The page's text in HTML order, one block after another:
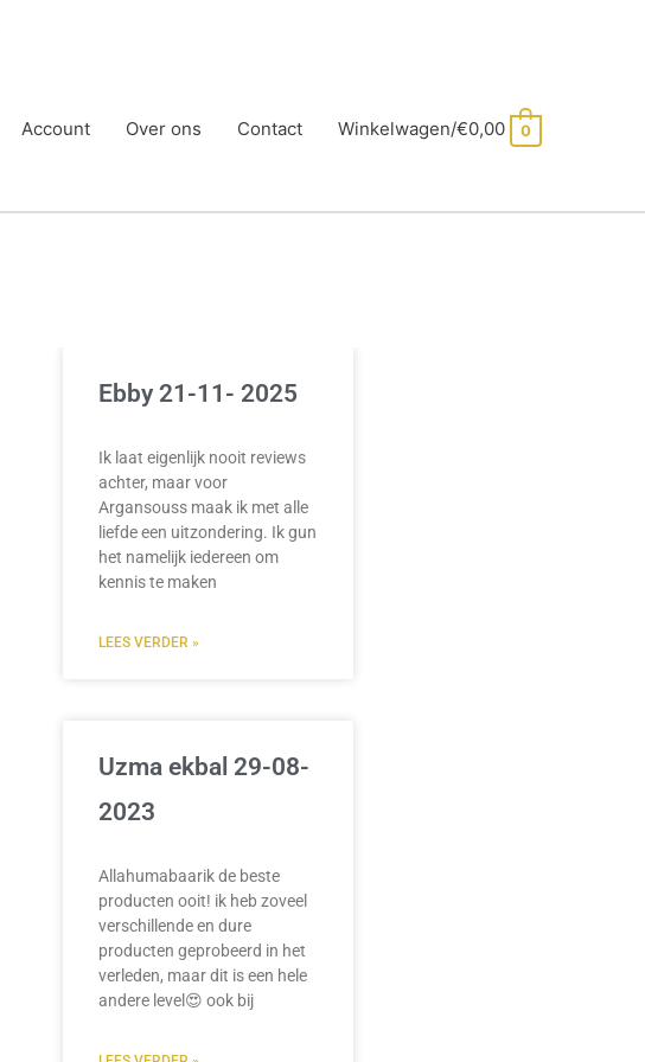
Account Over ons Contact Winkelwagen/€0,00 0
Ebby 21-11- 2025
Ik laat eigenlijk nooit reviews
achter, maar voor
Argansouss maak ik met alle
liefde een uitzondering. Ik gun
het namelijk iedereen om
kennis te maken
LEES VERDER »
Uzma ekbal 29-08-
2023
Allahumabaarik de beste
producten ooit! ik heb zoveel
verschillende en dure
producten geprobeerd in het
verleden, maar dit is een hele
andere level😍 ook bij